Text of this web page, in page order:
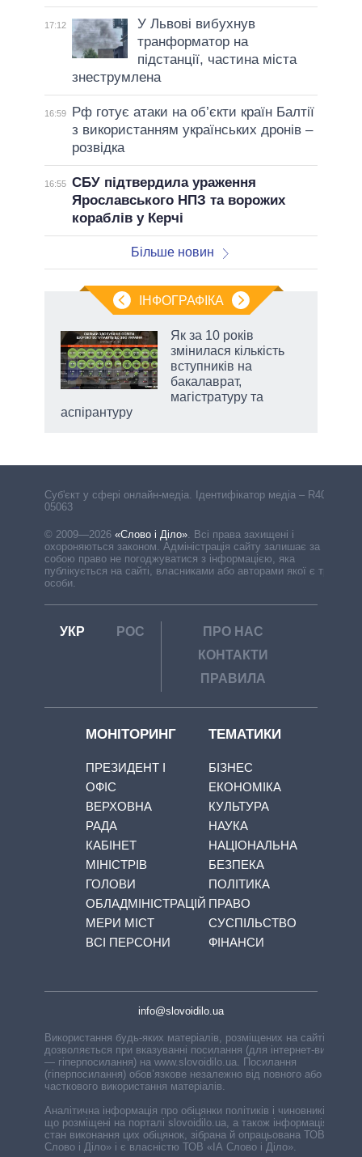
17:12
У Львові вибухнув
транформатор на
підстанції, частина міста
знеструмлена
16:59
Рф готує атаки на об’єкти країн Балтії
з використанням українських дронів –
розвідка
16:55 СБУ підтвердила ураження
Ярославського НПЗ та ворожих
кораблів у Керчі
Більше новин
ІНФОГРАФІКА
Як за 10 років
змінилася кількість
вступників на
бакалаврат,
магістратуру та
аспірантуру
Cуб'єкт у сфері онлайн-медіа. Ідентифікатор медіа – R40-
05063
© 2009—2026 «Слово і Діло». Всі права захищені і
охороняються законом. Адміністрація сайту залишає за
собою право не погоджуватися з інформацією, яка
публікується на сайті, власниками або авторами якої є треті
особи.
УКР РОС
ПРО НАС
КОНТАКТИ
ПРАВИЛА
МОНІТОРИНГ
ПРЕЗИДЕНТ І
ОФІС
ВЕРХОВНА
РАДА
КАБІНЕТ
МІНІСТРІВ
ГОЛОВИ
ОБЛАДМІНІСТРАЦІЙ
МЕРИ МІСТ
ВСІ ПЕРСОНИ
ТЕМАТИКИ
БІЗНЕС
ЕКОНОМІКА
КУЛЬТУРА
НАУКА
НАЦІОНАЛЬНА
БЕЗПЕКА
ПОЛІТИКА
ПРАВО
СУСПІЛЬСТВО
ФІНАНСИ
info@slovoidilo.ua
Використання будь-яких матеріалів, розміщених на сайті,
дозволяється при вказуванні посилання (для інтернет-видань
— гіперпосилання) на www.slovoidilo.ua. Посилання
(гіперпосилання) обов’язкове незалежно від повного або
часткового використання матеріалів.
Аналітична інформація про обіцянки політиків і чиновників,
що розміщені на порталі slovoidilo.ua, а також інформація про
стан виконання цих обіцянок, зібрана й опрацьована ТОВ «ІА
Слово і Діло» і є власністю ТОВ «ІА Слово і Діло».